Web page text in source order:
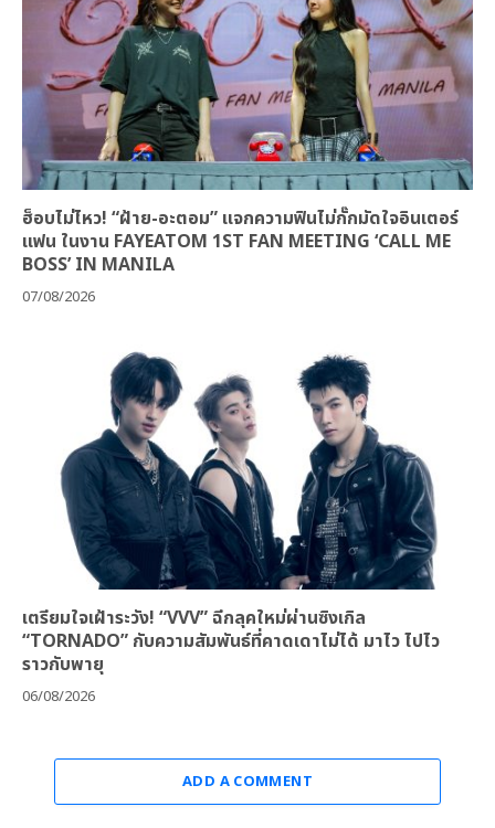
ฮ็อบไม่ไหว! “ฝ้าย-อะตอม” แจกความฟินไม่กั๊กมัดใจอินเตอร์
แฟน ในงาน FAYEATOM 1ST FAN MEETING ‘CALL ME
BOSS’ IN MANILA
07/08/2026
เตรียมใจเฝ้าระวัง! “VVV” ฉีกลุคใหม่ผ่านซิงเกิล
“TORNADO” กับความสัมพันธ์ที่คาดเดาไม่ได้ มาไว ไปไว
ราวกับพายุ
06/08/2026
ADD A COMMENT